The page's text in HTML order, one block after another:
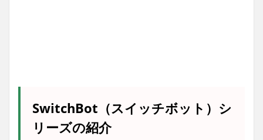
SwitchBot（スイッチボット）シ
リーズの紹介